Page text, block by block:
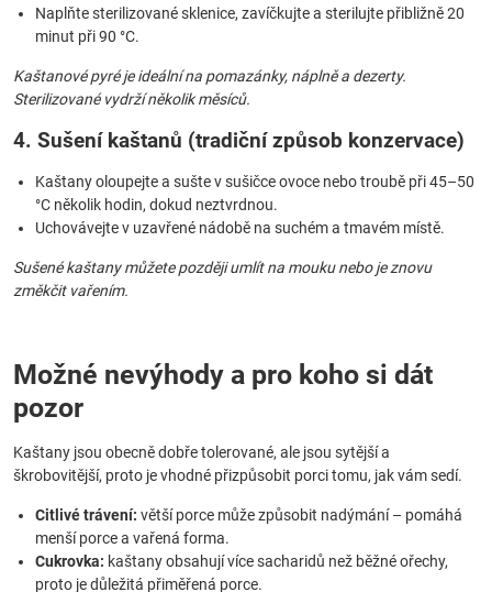
Naplňte sterilizované sklenice, zavíčkujte a sterilujte přibližně 20
minut při 90 °C.
Kaštanové pyré je ideální na pomazánky, náplně a dezerty.
Sterilizované vydrží několik měsíců.
4. Sušení kaštanů (tradiční způsob konzervace)
Kaštany oloupejte a sušte v sušičce ovoce nebo troubě při 45–50
°C několik hodin, dokud neztvrdnou.
Uchovávejte v uzavřené nádobě na suchém a tmavém místě.
Sušené kaštany můžete později umlít na mouku nebo je znovu
změkčit vařením.
Možné nevýhody a pro koho si dát
pozor
Kaštany jsou obecně dobře tolerované, ale jsou sytější a
škrobovitější, proto je vhodné přizpůsobit porci tomu, jak vám sedí.
Citlivé trávení: větší porce může způsobit nadýmání – pomáhá
menší porce a vařená forma.
Cukrovka: kaštany obsahují více sacharidů než běžné ořechy,
proto je důležitá přiměřená porce.